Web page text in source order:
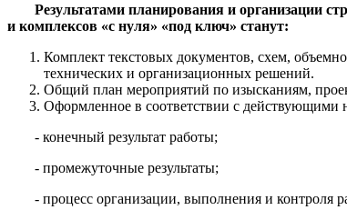
Результатами планирования и организации
и комплексов «с нуля» «под ключ» станут:
Комплект текстовых документов, схем,
технических и организационных решений.
Общий план мероприятий по изысканиям,
Оформленное в соответствии с действующими
- конечный результат работы;
- промежуточные результаты;
- процесс организации, выполнения и контроля